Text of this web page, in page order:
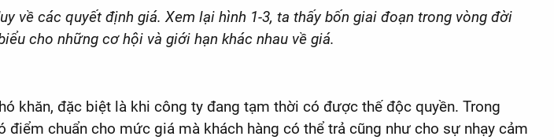
về các quyết định giá. Xem lại hình 1-3, ta thấy bốn giai đoạn trong vòng đời
cho những cơ hội và giới hạn khác nhau về giá.
khăn, đặc biệt là khi công ty đang tạm thời có được thế độc quyền. Trong
chuẩn cho mức giá mà khách hàng có thể trả cũng như cho sự nhạy cảm